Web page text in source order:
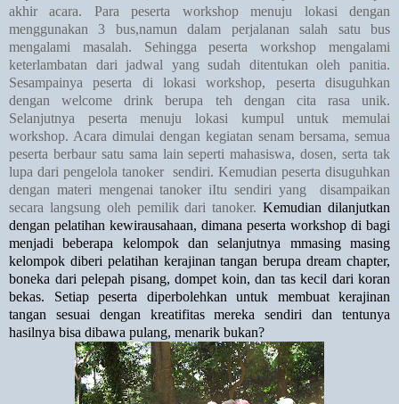
akhir acara. Para peserta workshop menuju lokasi dengan
menggunakan 3 bus,namun dalam perjalanan salah satu bus
mengalami masalah. Sehingga peserta workshop mengalami
keterlambatan dari jadwal yang sudah ditentukan oleh panitia.
Sesampainya peserta di lokasi workshop, peserta disuguhkan
dengan welcome drink berupa teh dengan cita rasa unik.
Selanjutnya peserta menuju lokasi kumpul untuk memulai
workshop. Acara dimulai dengan kegiatan senam bersama, semua
peserta berbaur satu sama lain seperti mahasiswa, dosen, serta tak
lupa dari pengelola tanoker sendiri. Kemudian peserta disuguhkan
dengan materi mengenai tanoker iItu sendiri yang
disampaikan
secara langsung oleh pemilik dari tanoker. Kemudian dilanjutkan
dengan pelatihan kewirausahaan, dimana peserta workshop di bagi
menjadi beberapa kelompok dan selanjutnya mmasing masing
kelompok diberi pelatihan kerajinan tangan berupa dream chapter,
boneka dari pelepah pisang, dompet koin, dan tas kecil dari koran
bekas. Setiap peserta diperbolehkan untuk membuat kerajinan
tangan sesuai dengan kreatifitas mereka sendiri dan tentunya
hasilnya bisa dibawa pulang, menarik bukan?